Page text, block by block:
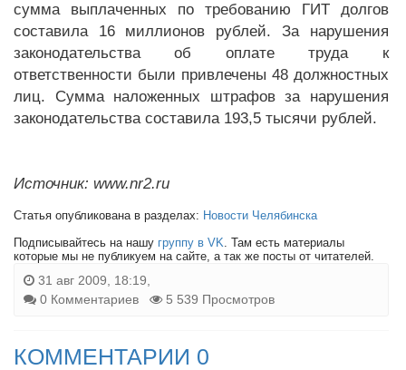
сумма выплаченных по требованию ГИТ долгов
составила 16 миллионов рублей. За нарушения
законодательства об оплате труда к
ответственности были привлечены 48 должностных
лиц. Сумма наложенных штрафов за нарушения
законодательства составила 193,5 тысячи рублей.
Источник: www.nr2.ru
Статья опубликована в разделах: Новости Челябинска
Подписывайтесь на нашу группу в VK. Там есть материалы
которые мы не публикуем на сайте, а так же посты от читателей.
31 авг 2009, 18:19,
0 Комментариев
5 539 Просмотров
КОММЕНТАРИИ 0